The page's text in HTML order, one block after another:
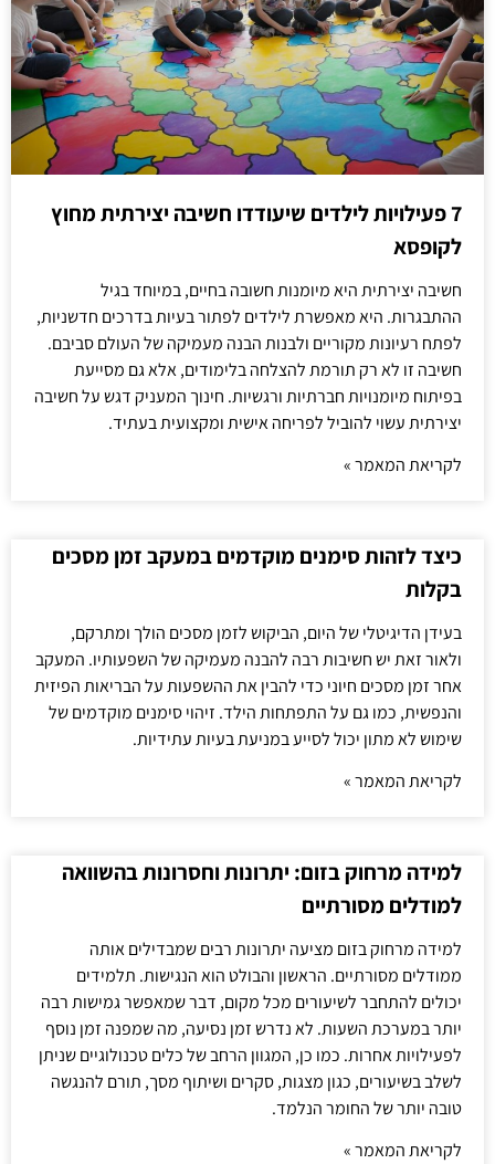
7 פעילויות לילדים שיעודדו חשיבה יצירתית מחוץ
לקופסא
חשיבה יצירתית היא מיומנות חשובה בחיים, במיוחד בגיל
ההתבגרות. היא מאפשרת לילדים לפתור בעיות בדרכים חדשניות,
לפתח רעיונות מקוריים ולבנות הבנה מעמיקה של העולם סביבם.
חשיבה זו לא רק תורמת להצלחה בלימודים, אלא גם מסייעת
בפיתוח מיומנויות חברתיות ורגשיות. חינוך המעניק דגש על חשיבה
יצירתית עשוי להוביל לפריחה אישית ומקצועית בעתיד.
לקריאת המאמר »
כיצד לזהות סימנים מוקדמים במעקב זמן מסכים
בקלות
בעידן הדיגיטלי של היום, הביקוש לזמן מסכים הולך ומתרקם,
ולאור זאת יש חשיבות רבה להבנה מעמיקה של השפעותיו. המעקב
אחר זמן מסכים חיוני כדי להבין את ההשפעות על הבריאות הפיזית
והנפשית, כמו גם על התפתחות הילד. זיהוי סימנים מוקדמים של
שימוש לא מתון יכול לסייע במניעת בעיות עתידיות.
לקריאת המאמר »
למידה מרחוק בזום: יתרונות וחסרונות בהשוואה
למודלים מסורתיים
למידה מרחוק בזום מציעה יתרונות רבים שמבדילים אותה
ממודלים מסורתיים. הראשון והבולט הוא הנגישות. תלמידים
יכולים להתחבר לשיעורים מכל מקום, דבר שמאפשר גמישות רבה
יותר במערכת השעות. לא נדרש זמן נסיעה, מה שמפנה זמן נוסף
לפעילויות אחרות. כמו כן, המגוון הרחב של כלים טכנולוגיים שניתן
לשלב בשיעורים, כגון מצגות, סקרים ושיתוף מסך, תורם להנגשה
טובה יותר של החומר הנלמד.
לקריאת המאמר »